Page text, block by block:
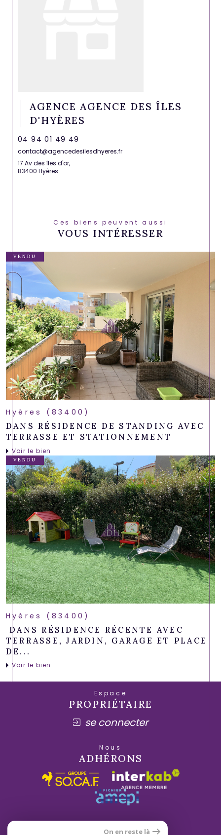
AGENCE AGENCE DES ÎLES
D'HYÈRES
04 94 01 49 49
contact@agencedesilesdhyeres.fr
17 Av des îles d'or,
83400 Hyères
Ces biens peuvent aussi
VOUS INTÉRESSER
VENDU
Hyères (83400)
DANS RÉSIDENCE DE STANDING AVEC
TERRASSE ET STATIONNEMENT
Voir le bien
VENDU
Hyères (83400)
DANS RÉSIDENCE RÉCENTE AVEC
TERRASSE, JARDIN, GARAGE ET PLACE
DE...
Voir le bien
Espace
PROPRIÉTAIRE
se connecter
Nous
ADHÉRONS
On en reste là